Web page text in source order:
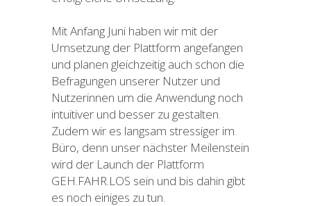
Mit Anfang Juni haben wir mit der
Umsetzung der Plattform angefangen
und planen gleichzeitig auch schon die
Befragungen unserer Nutzer und
Nutzerinnen um die Anwendung noch
intuitiver und besser zu gestalten.
Zudem wir es langsam stressiger im
Büro, denn unser nächster Meilenstein
wird der Launch der Plattform
GEH.FAHR.LOS sein und bis dahin gibt
es noch einiges zu tun.